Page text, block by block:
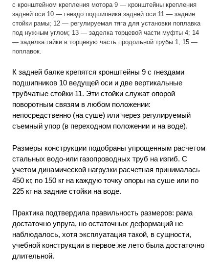
с кронштейном крепления мотора 9 — кронштейны крепления
задней оси 10 — гнездо подшипника задней оси 11 — задние
стойки рамы; 12 — регулируемая тяга для установки поплавка
под нужным углом; 13 — заделка торцевой части муфты 4; 14
— заделка гайки в торцевую часть продольной трубы 1; 15 —
поплавок.
К задней балке крепятся кронштейны 9 с гнездами
подшипников 10 ведущей оси и две вертикальные
трубчатые стойки 11. Эти стойки служат опорой
поворотным связям в любом положении:
непосредственно (на суше) или через регулируемый
съемный упор (в переходном положении и на воде).
Размеры конструкции подобраны упрощенным расчетом
стальных водо-или газопроводных труб на изгиб. С
учетом динамической нагрузки расчетная принималась
450 кг, по 150 кг на каждую точку опоры на суше или по
225 кг на задние стойки на воде.
Практика подтвердила правильность размеров: рама
достаточно упруга, но остаточных деформаций не
наблюдалось, хотя эксплуатация такой, в сущности,
учебной конструкции в первое же лето была достаточно
длительной.